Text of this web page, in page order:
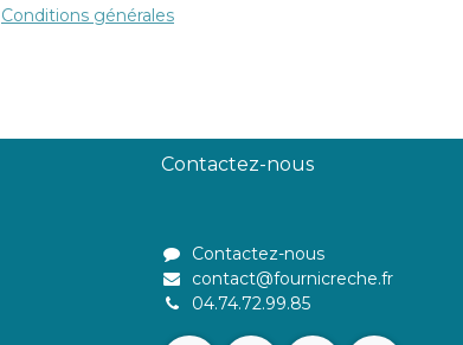
Conditions générales
Contactez-nous
Contactez-nous
contact@fournicreche.fr
04.74.72.99.85